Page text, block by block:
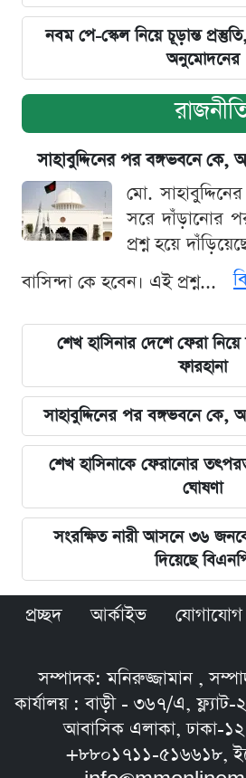
নবম পে-স্কেল নিয়ে চূড়ান্ত
অনুমোদনের
সাহাবুদ্দিনের পর বঙ্গভবনে
মো.
সরে দাঁড়ানোর
প্রশ্ন হয়ে
বাসিন্দা কে হবেন। এই প্রশ্ন...
শেখ হাসিনার দেশে ফেরা
ফারহানা
সাহাবুদ্দিনের পর বঙ্গভবনে
শেখ হাসিনাকে ফেরানোর
ঘোষণা
সংরক্ষিত নারী আসনে ৩৬
দিয়েছে
প্রচ্ছদ আর্কাইভ যোগাযোগ
সম্পাদক: মনিরুজ্জামান ,
কার্যালয় : বাড়ী - ৩৬৭/এ,
আবাসিক এলাকা, ঢাকা-
+৮৮০১৭১১-৫১৬৬১৮,